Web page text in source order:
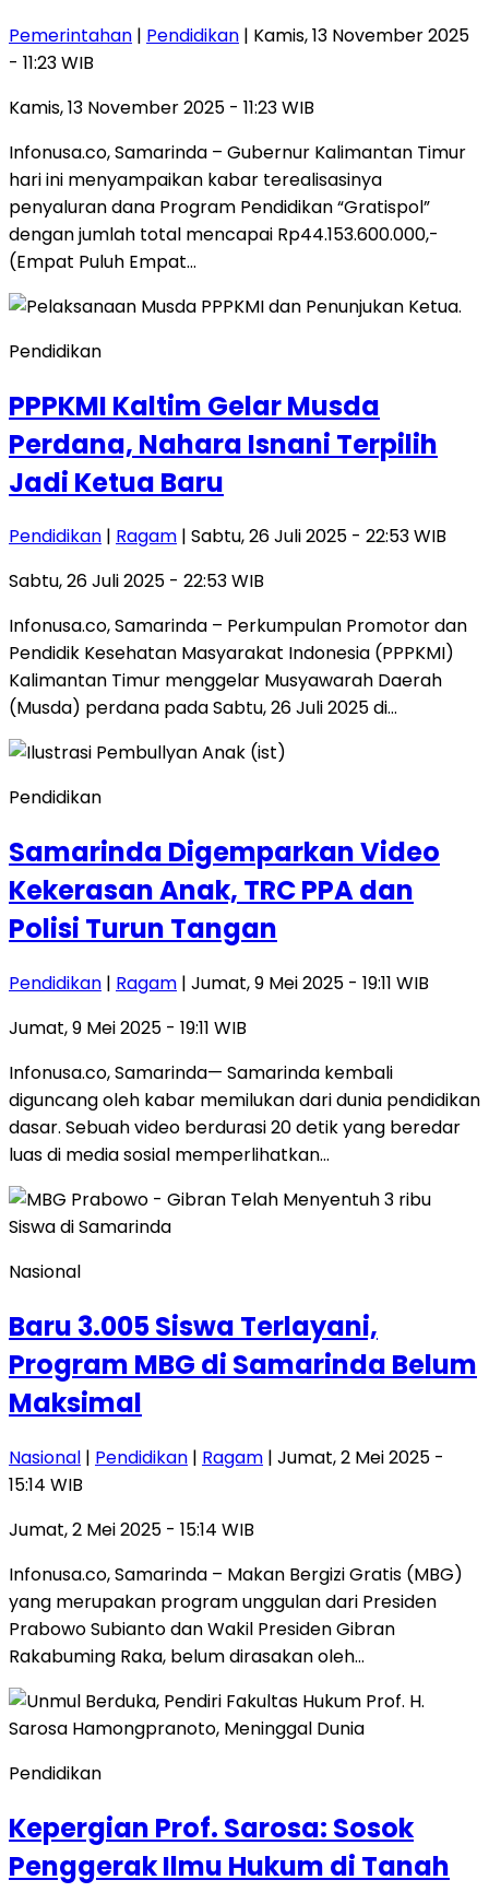
Pemerintahan | Pendidikan | Kamis, 13 November 2025
- 11:23 WIB
Kamis, 13 November 2025 - 11:23 WIB
Infonusa.co, Samarinda – Gubernur Kalimantan Timur
hari ini menyampaikan kabar terealisasinya
penyaluran dana Program Pendidikan “Gratispol”
dengan jumlah total mencapai Rp44.153.600.000,-
(Empat Puluh Empat…
Pendidikan
PPPKMI Kaltim Gelar Musda
Perdana, Nahara Isnani Terpilih
Jadi Ketua Baru
Pendidikan | Ragam | Sabtu, 26 Juli 2025 - 22:53 WIB
Sabtu, 26 Juli 2025 - 22:53 WIB
Infonusa.co, Samarinda – Perkumpulan Promotor dan
Pendidik Kesehatan Masyarakat Indonesia (PPPKMI)
Kalimantan Timur menggelar Musyawarah Daerah
(Musda) perdana pada Sabtu, 26 Juli 2025 di…
Pendidikan
Samarinda Digemparkan Video
Kekerasan Anak, TRC PPA dan
Polisi Turun Tangan
Pendidikan | Ragam | Jumat, 9 Mei 2025 - 19:11 WIB
Jumat, 9 Mei 2025 - 19:11 WIB
Infonusa.co, Samarinda— Samarinda kembali
diguncang oleh kabar memilukan dari dunia pendidikan
dasar. Sebuah video berdurasi 20 detik yang beredar
luas di media sosial memperlihatkan…
Nasional
Baru 3.005 Siswa Terlayani,
Program MBG di Samarinda Belum
Maksimal
Nasional | Pendidikan | Ragam | Jumat, 2 Mei 2025 -
15:14 WIB
Jumat, 2 Mei 2025 - 15:14 WIB
Infonusa.co, Samarinda – Makan Bergizi Gratis (MBG)
yang merupakan program unggulan dari Presiden
Prabowo Subianto dan Wakil Presiden Gibran
Rakabuming Raka, belum dirasakan oleh…
Pendidikan
Kepergian Prof. Sarosa: Sosok
Penggerak Ilmu Hukum di Tanah